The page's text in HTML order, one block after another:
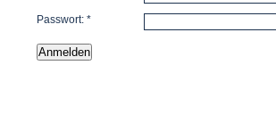
Passwort: *